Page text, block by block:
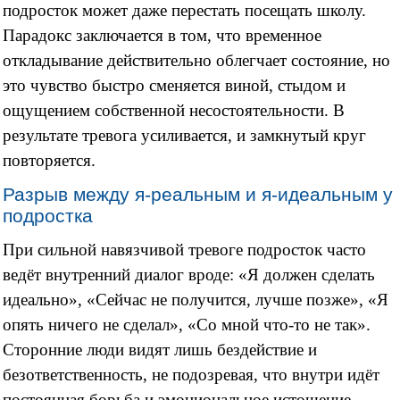
подросток может даже перестать посещать школу.
Парадокс заключается в том, что временное
откладывание действительно облегчает состояние, но
это чувство быстро сменяется виной, стыдом и
ощущением собственной несостоятельности. В
результате тревога усиливается, и замкнутый круг
повторяется.
Разрыв между я-реальным и я-идеальным у
подростка
При сильной навязчивой тревоге подросток часто
ведёт внутренний диалог вроде: «Я должен сделать
идеально», «Сейчас не получится, лучше позже», «Я
опять ничего не сделал», «Со мной что-то не так».
Сторонние люди видят лишь бездействие и
безответственность, не подозревая, что внутри идёт